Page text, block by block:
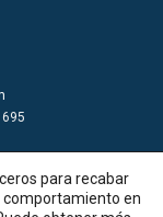
para recabar
comportamiento en